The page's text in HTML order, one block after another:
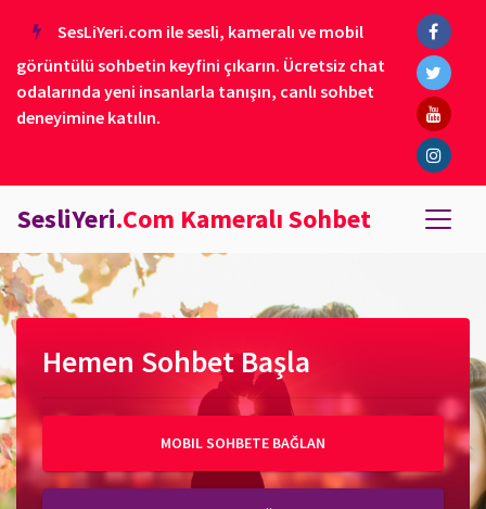
SesLiYeri.com ile sesli, kameralı ve mobil
görüntülü sohbetin keyfini çıkarın. Ücretsiz chat
odalarında yeni insanlarla tanışın, canlı sohbet
deneyimine katılın.
SesliYeri.Com Kameralı Sohbet
Hemen Sohbet Başla
MOBIL SOHBETE BAĞLAN